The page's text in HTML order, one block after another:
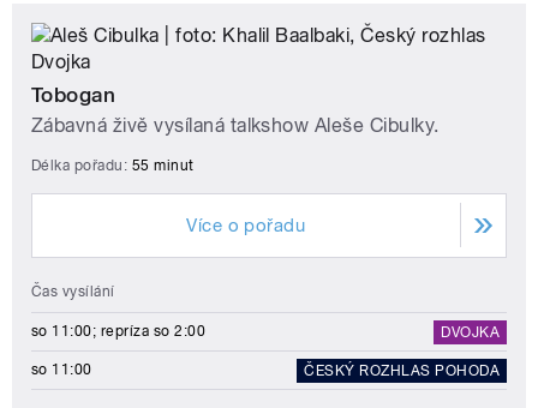
Tobogan
Zábavná živě vysílaná talkshow Aleše Cibulky.
Délka pořadu: 55 minut
Více o pořadu
Čas vysílání
so 11:00; repríza so 2:00 DVOJKA
so 11:00 ČESKÝ ROZHLAS POHODA